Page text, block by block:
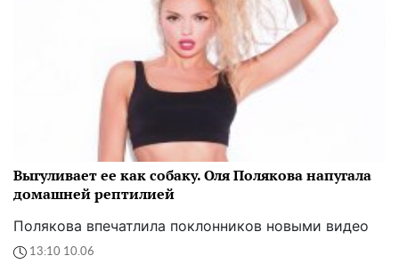
Выгуливает ее как собаку. Оля Полякова напугала
домашней рептилией
Полякова впечатлила поклонников новыми видео
13:10 10.06